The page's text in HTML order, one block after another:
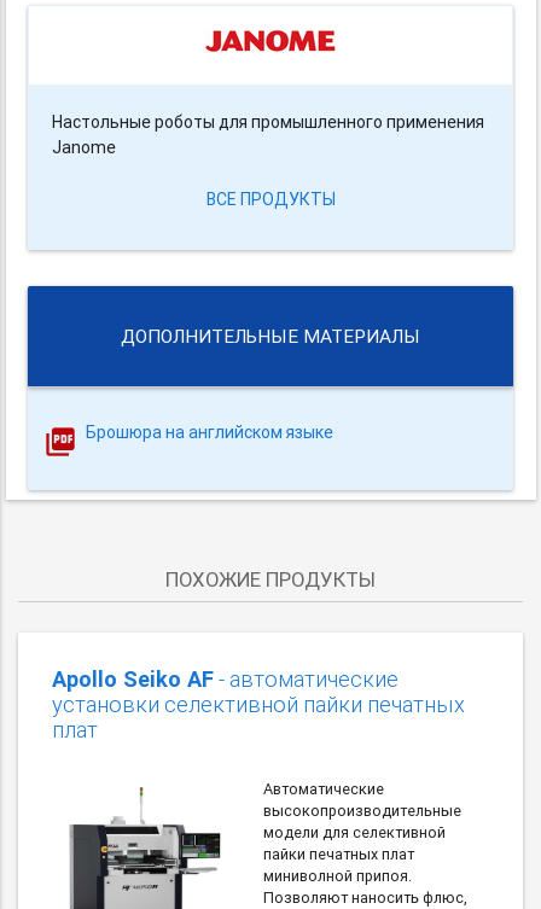
Настольные роботы для промышленного применения
Janome
ВСЕ ПРОДУКТЫ
ДОПОЛНИТЕЛЬНЫЕ МАТЕРИАЛЫ
Брошюра на английском языке
ПОХОЖИЕ ПРОДУКТЫ
Apollo Seiko AF- автоматические
установки селективной пайки печатных
плат
Автоматические
высокопроизводительные
модели для селективной
пайки печатных плат
миниволной припоя.
Позволяют наносить флюс,